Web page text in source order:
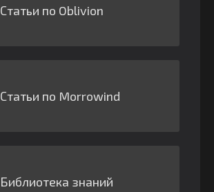
Статьи по Oblivion
Статьи по Morrowind
Библиотека знаний